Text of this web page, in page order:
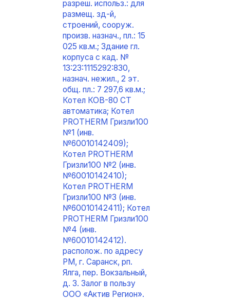
разреш. использ.: для
размещ. зд-й,
строений, сооруж.
произв. назнач., пл.: 15
025 кв.м.; Здание гл.
корпуса с кад. №
13:23:1115292:830,
назнач. нежил., 2 эт.
общ. пл.: 7 297,6 кв.м.;
Котел КОВ-80 СТ
автоматика; Котел
PROTHERM Гризли100
№1 (инв.
№60010142409);
Котел PROTHERM
Гризли100 №2 (инв.
№60010142410);
Котел PROTHERM
Гризли100 №3 (инв.
№60010142411); Котел
PROTHERM Гризли100
№4 (инв.
№60010142412).
располож. по адресу
РМ, г. Саранск, рп.
Ялга, пер. Вокзальный,
д. 3. Залог в пользу
ООО «Актив Регион».